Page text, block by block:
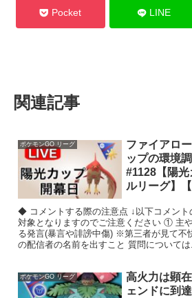
Pocket LINE
関連記事
ポケモンGO リーグ
ファイアロ
ップの環境
#1128【陽光
ルリーグ】
◆ コメントする際の注意点 ↓以下コメント
対象となりますのでご注意ください ① 主
る発言(暴言や誹謗中傷) ※第三者が見て不
の配信者の名前を出すこと 質問については
ポケモンGO リーグ
高火力は顕
ェンドに到